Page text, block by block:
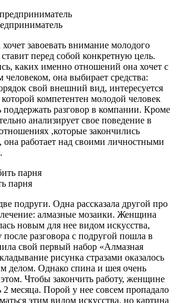
завоевать внимание молодого
перед собой конкретную цель.
каких именно отношений она хочет с
она выбирает средства:
свой внешний вид, интересуется
компетентен молодой человек
поддержать разговор в компании. Кроме
анализирует свое поведение в
,которые закончились
она работает над своими личностными
парня
подруги. Одна рассказала другой про
алмазные мозаики. Женщина
новым для нее видом искусства,
после разговора с подругой пошла в
свой первый набор «Алмазная
рисунка стразами оказалось
делом. Однако спина и шея очень
Чтобы закончить работу, женщине
2 месяца. Порой у нее совсем пропадало
этим видом искусства, но картина